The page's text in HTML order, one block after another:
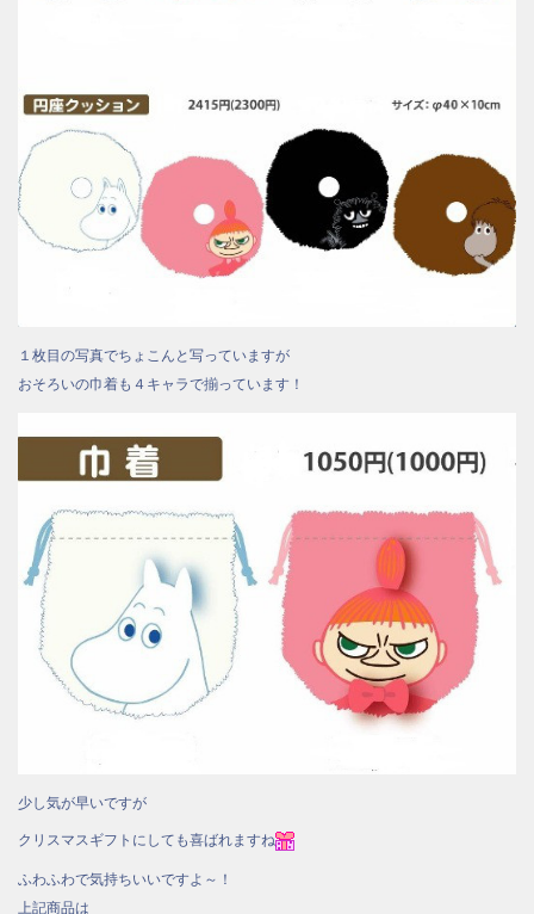
１枚目の写真でちょこんと写っていますが
おそろいの巾着も４キャラで揃っています！
少し気が早いですが
クリスマスギフトにしても喜ばれますね
ふわふわで気持ちいいですよ～！
上記商品は